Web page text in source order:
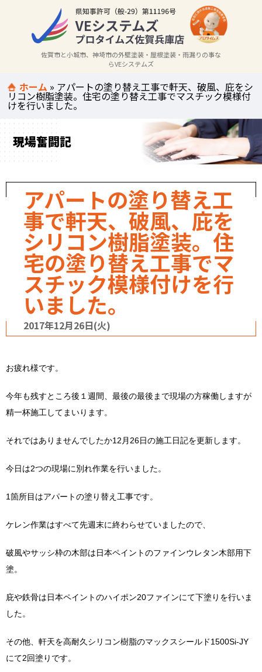
佐賀市と小城市、神埼市の外壁塗装・屋根塗装・雨漏りの事な
らVEシステムズ
ホーム » アパートの塗り替え工事で軒天、破風、庇をシ
リコン樹脂塗装。住宅の塗り替え工事でマスチック模様付
けを行いました。
現場奮闘記
アパートの塗り替え工
事で軒天、破風、庇を
シリコン樹脂塗装。住
宅の塗り替え工事でマ
スチック模様付けを行
いました。
2017年12月26日(火)
お疲れ様です。
今年も残すところ後１週間、最後の最後まで現場の方稼働しますが
精一杯施工してまいります。
それではありませんでしたか12月26日の施工日記を更新します。
今日は2つの現場に別れ作業を行いました。
1箇所目はアパートの塗り替え工事です。
ケレン作業はすべて先週末に終わらせていましたので、
破風やサッシ枠の木部は日本ペイントのファインウレタン木部用下
塗。
庇や鉄骨は日本ペイントのハイポン20ファインにて下塗りを行いま
した。
その他、軒天を高耐久シリコン樹脂のマックスシールド1500Si-JY
にて2回塗りです。